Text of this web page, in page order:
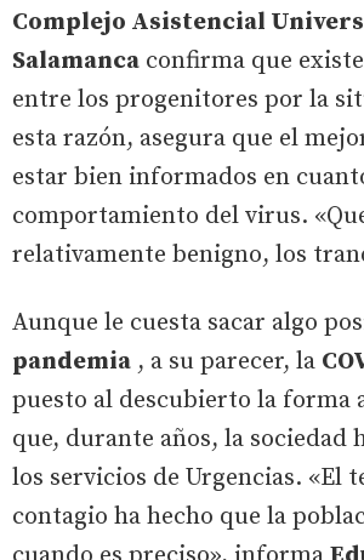
Complejo Asistencial
Salamanca confirma que
entre los progenitores por la
esta razón, asegura que el
estar bien informados en
comportamiento del virus.
relativamente benigno, los
Aunque le cuesta sacar algo
pandemia , a su parecer, la
puesto al descubierto la forma
que, durante años, la sociedad
los servicios de Urgencias. «El
contagio ha hecho que la